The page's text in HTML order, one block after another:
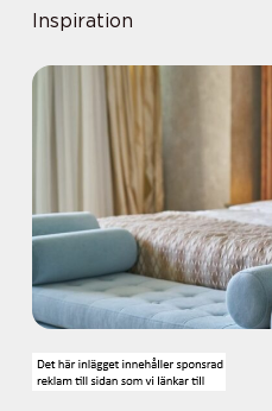
Inspiration